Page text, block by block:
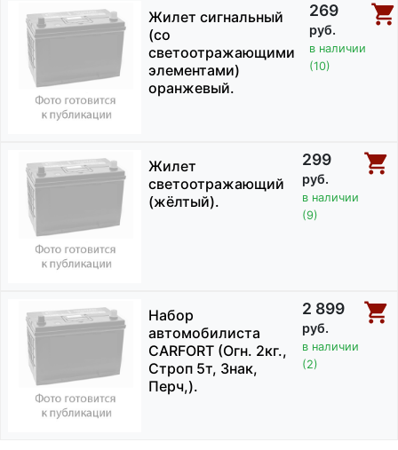
Жилет сигнальный
(со
светоотражающими
элементами)
оранжевый.
269
руб.
в наличии
(10)
Жилет
светоотражающий
(жёлтый).
299
руб.
в наличии
(9)
Набор
автомобилиста
CARFORT (Огн. 2кг.,
Строп 5т, Знак,
Перч,).
2 899
руб.
в наличии
(2)